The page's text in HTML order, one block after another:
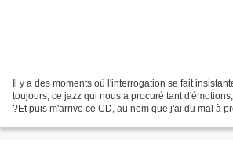
Il y a des moments où l'interrogation se fait
toujours, ce jazz qui nous a procuré tant
?Et puis m'arrive ce CD, au nom que j'ai du mal à